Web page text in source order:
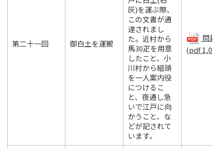
第二十一回 御白土を運搬
灰)を運ぶ際、
この文書が通
達されまし
た。近村から
馬30疋を用意
したこと、小
川村から組頭
を一人案内役
につけるこ
と、夜通し急
いで江戸に向
かうこと、な
どが記されて
います。
問
(pdf